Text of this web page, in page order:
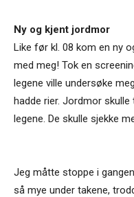
Ny og kjent jordmor
Like før kl. 08 kom en ny
med meg! Tok en
legene ville undersøke
hadde rier. Jordmor
legene. De skulle sjekke
Jeg måtte stoppe i
så mye under takene,